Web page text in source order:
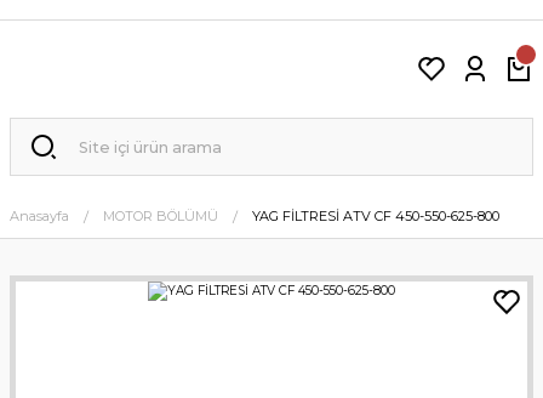
Anasayfa MOTOR BÖLÜMÜ YAG FİLTRESİ ATV CF 450-550-625-800